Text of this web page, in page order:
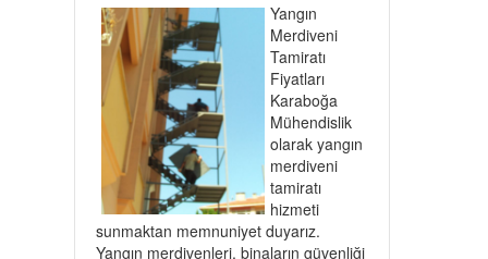
Yangın
Merdiveni
Tamiratı
Fiyatları
Karaboğa
Mühendislik
olarak yangın
merdiveni
tamiratı
hizmeti
sunmaktan memnuniyet duyarız.
Yangın merdivenleri, binaların güvenliği